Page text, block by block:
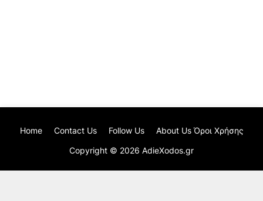
Copyright © 2026 AdieXodos.gr
Home Contact Us Follow Us About Us Όροι Χρήσης